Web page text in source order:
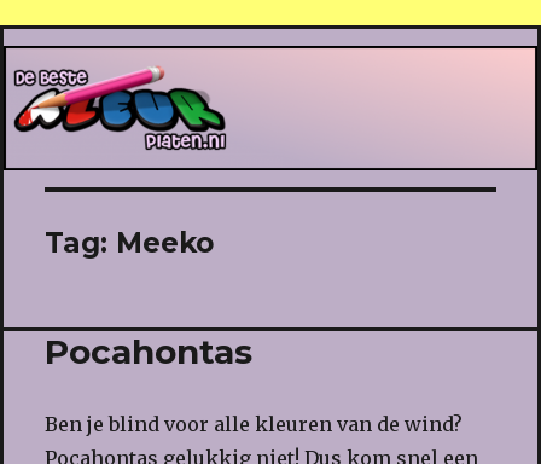
De Beste Kleurplaten
Tag: Meeko
Pocahontas
Ben je blind voor alle kleuren van de wind?
Pocahontas gelukkig niet! Dus kom snel een